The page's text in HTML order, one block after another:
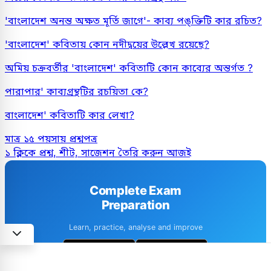
'বাংলাদেশ অনন্ত অক্ষত মূর্তি জাগে'- কাব্য পঙ্ক্তিটি কার রচিত?
'বাংলাদেশ' কবিতায় কোন নদীদ্বয়ের উল্লেখ রয়েছে?
অমিয় চক্রবর্তীর 'বাংলাদেশ' কবিতাটি কোন কাব্যের অন্তর্গত ?
পারাপার' কাব্যগ্রন্থটির রচয়িতা কে?
বাংলাদেশ' কবিতাটি কার লেখা?
মাত্র ১৫ পয়সায় প্রশ্নপত্র
১ ক্লিকে প্রশ্ন, শীট, সাজেশন তৈরি করুন আজই
Complete Exam
Preparation
Learn, practice, analyse and improve